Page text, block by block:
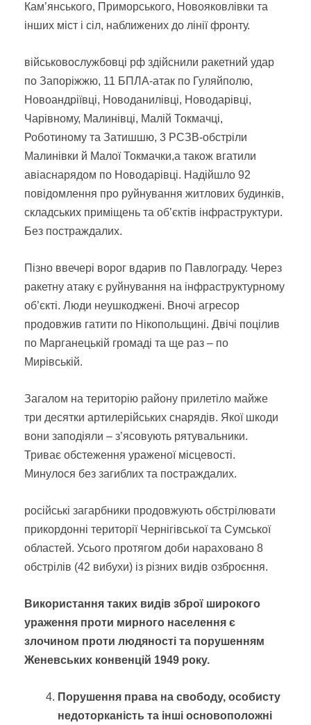
Кам’янського, Приморського, Новояковлівки та
інших міст і сіл, наближених до лінії фронту.
військовослужбовці рф здійснили ракетний удар
по Запоріжжю, 11 БПЛА-атак по Гуляйполю,
Новоандріївці, Новоданилівці, Новодарівці,
Чарівному, Малинівці, Малій Токмачці,
Роботиному та Затишшю, 3 РСЗВ-обстріли
Малинівки й Малої Токмачки,а також вгатили
авіаснарядом по Новодарівці. Надійшло 92
повідомлення про руйнування житлових будинків,
складських приміщень та об’єктів інфраструктури.
Без постраждалих.
Пізно ввечері ворог вдарив по Павлограду. Через
ракетну атаку є руйнування на інфраструктурному
об’єкті. Люди неушкоджені. Вночі агресор
продовжив гатити по Нікопольщині. Двічі поцілив
по Марганецькій громаді та ще раз – по
Мирівській.
Загалом на територію району прилетіло майже
три десятки артилерійських снарядів. Якої шкоди
вони заподіяли – з’ясовують рятувальники.
Триває обстеження ураженої місцевості.
Минулося без загиблих та постраждалих.
російські загарбники продовжують обстрілювати
прикордонні території Чернігівської та Сумської
областей. Усього протягом доби нараховано 8
обстрілів (42 вибухи) із різних видів озброєння.
Використання таких видів зброї широкого
ураження проти мирного населення є
злочином проти людяності та порушенням
Женевських конвенцій 1949 року.
Порушення права на свободу, особисту
недоторканість та інші основоположні